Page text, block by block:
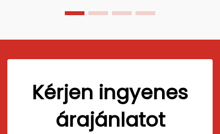
Kérjen ingyenes
árajánlatot